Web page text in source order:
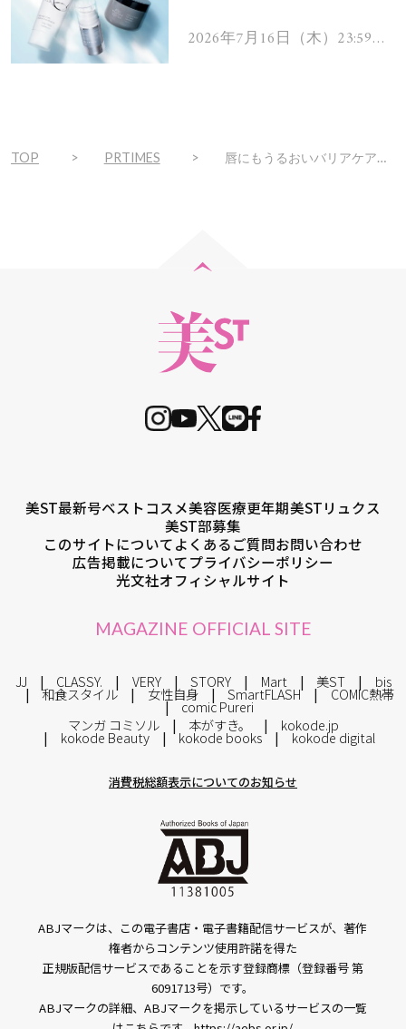
ムを13名様にプレゼン
2026年7月16日（木）23:59ま
TOP PRTIMES 唇にもうるおいバリアケア！敏感肌スキンケアMediQOL（メディコル）のリップバーム「メディコル スキンリピッド for リップ」発売
美ST最新号ベストコスメ美容医療更年期美STリュクス
美ST部募集
このサイトについてよくあるご質問お問い合わせ
広告掲載についてプライバシーポリシー
光文社オフィシャルサイト
MAGAZINE OFFICIAL SITE
JJ CLASSY. VERY STORY Mart 美ST bis
和食スタイル 女性自身 SmartFLASH COMIC熱帯
comic Pureri
マンガ コミソル
本がすき。 kokode.jp
kokode Beauty kokode books kokode digital
消費税総額表示についてのお知らせ
ABJマークは、この電子書店・電子書籍配信サービスが、著作
権者からコンテンツ使用許諾を得た
正規版配信サービスであることを示す登録商標（登録番号 第
6091713号）です。
ABJマークの詳細、ABJマークを掲示しているサービスの一覧